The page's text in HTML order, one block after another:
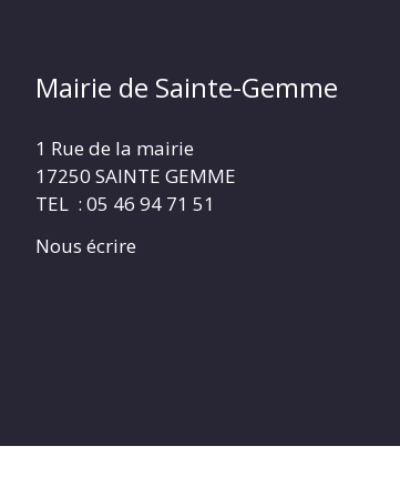
Mairie de Sainte-Gemme
1 Rue de la mairie
17250 SAINTE GEMME
TEL : 05 46 94 71 51
Nous écrire